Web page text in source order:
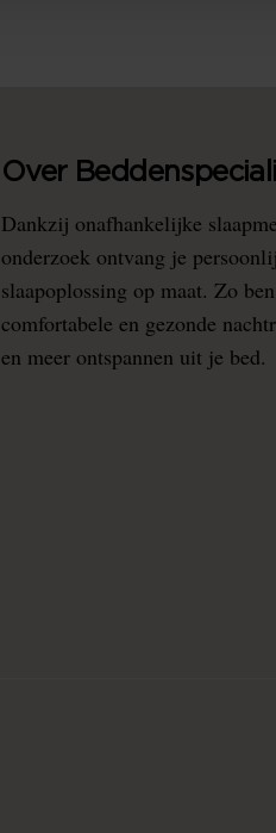
Over
Dankzij onafhankelijke
onderzoek ontvang je
slaapoplossing op maat. Zo
comfortabele en gezonde
en meer ontspannen uit je bed.